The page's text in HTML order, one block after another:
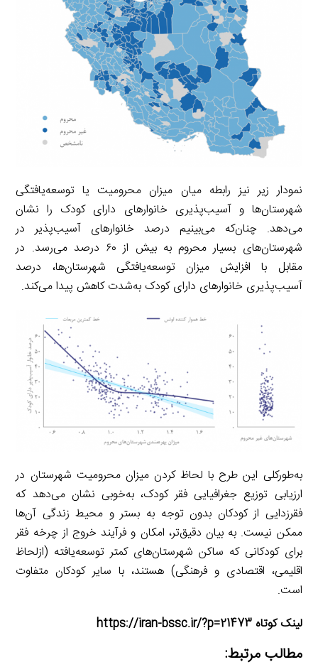
نمودار زیر نیز رابطه میان میزان محرومیت یا توسعه‌یافتگی
شهرستان‌ها و آسیب‌پذیری خانوارهای دارای کودک را نشان
می‌دهد. چنان‌که می‌بینیم درصد خانوارهای آسیب‌پذیر در
شهرستان‌های بسیار محروم به بیش از ۶۰ درصد می‌رسد. در
مقابل با افزایش میزان توسعه‌یافتگی شهرستان‌ها، درصد
آسیب‌پذیری خانوارهای دارای کودک به‌شدت کاهش پیدا می‌کند.
به‌طورکلی این طرح با لحاظ کردن میزان محرومیت شهرستان در
ارزیابی توزیع جغرافیایی فقر کودک، به‌خوبی نشان می‌دهد که
فقرزدایی از کودکان بدون توجه به بستر و محیط زندگی آن‌ها
ممکن نیست. به بیان دقیق‌تر، امکان و فرآیند خروج از چرخه فقر
برای کودکانی که ساکن شهرستان‌های کمتر توسعه‌یافته (ازلحاظ
اقلیمی، اقتصادی و فرهنگی) هستند، با سایر کودکان متفاوت
است.
لینک کوتاه https://iran-bssc.ir/?p=21473
مطالب مرتبط: